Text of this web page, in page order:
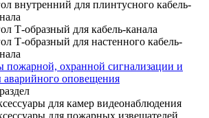
внутренний для плинтусного кабель-
Т-образный для кабель-канала
Т-образный для настенного кабель-
пожарной, охранной сигнализации и
аварийного оповещения
для камер видеонаблюдения
для пожарных извещателей